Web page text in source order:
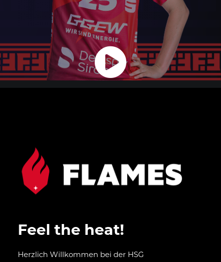
Feel the heat!
Herzlich Willkommen bei der HSG